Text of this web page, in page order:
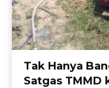
Tak Hanya
Satgas TMMD